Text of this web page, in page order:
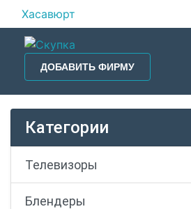
Хасавюрт
ДОБАВИТЬ ФИРМУ
Категории
Телевизоры
Блендеры